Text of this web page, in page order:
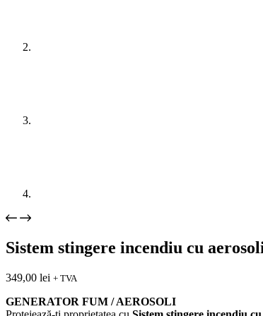
Sistem stingere incendiu cu
349,00 lei + TVA
GENERATOR FUM / AEROSOLI